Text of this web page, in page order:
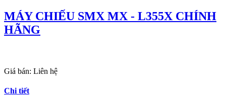
MÁY CHIẾU SMX MX - L355X CHÍNH
HÃNG
Giá bán: Liên hệ
Chi tiết